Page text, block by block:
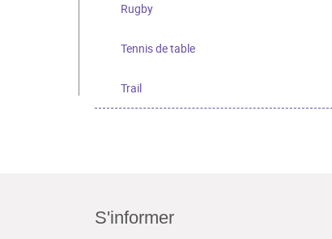
Rugby
Tennis de table
Trail
S'informer